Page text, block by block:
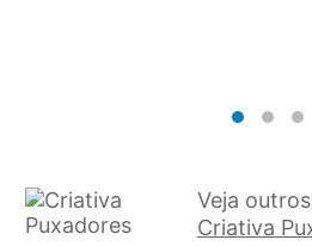
Veja
Criativa